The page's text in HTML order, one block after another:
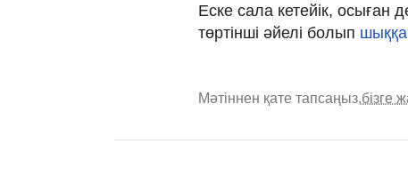
Еске сала кетейік, осыған
төртінші әйелі болып
Мәтіннен қате тапсаңыз,бізге